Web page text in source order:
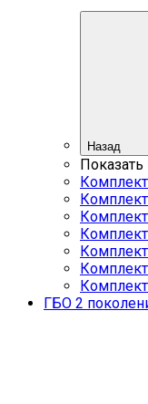
Назад
Показать
ГБО 2